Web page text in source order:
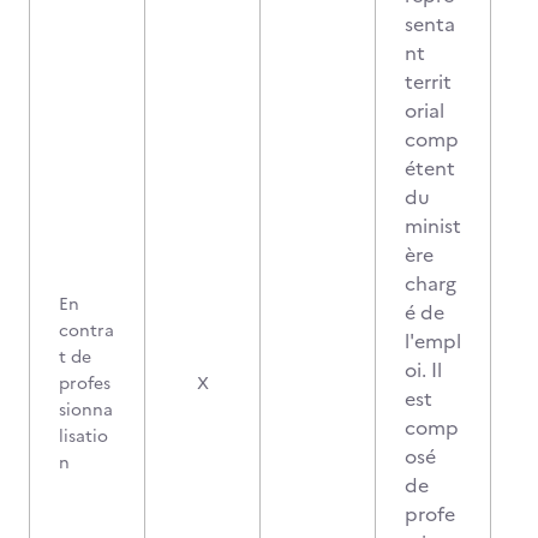
En
contra
t de
profes
sionna
lisatio
n
X
senta
nt
territ
orial
comp
étent
du
minist
ère
charg
é de
l'empl
oi. Il
est
comp
osé
de
profe